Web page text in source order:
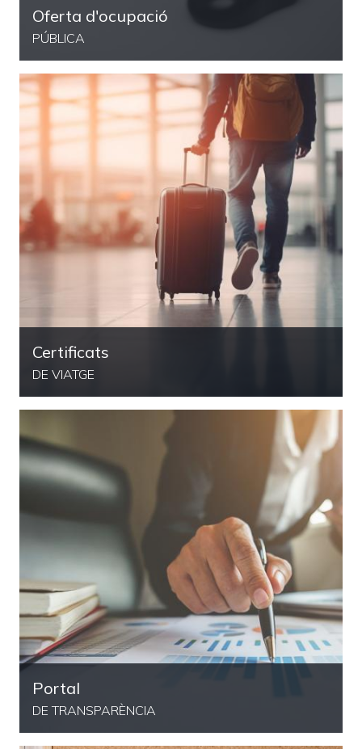
Oferta d'ocupació
PÚBLICA
Certificats
DE VIATGE
Portal
DE TRANSPARÈNCIA